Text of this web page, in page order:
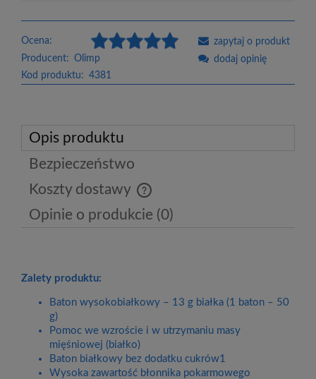
Ocena:
Producent: Olimp
Kod produktu: 4381
zapytaj o produkt
dodaj opinię
Opis produktu
Bezpieczeństwo
Koszty dostawy
Cena nie zawiera ewentualnych kosztów płatności
Opinie o produkcie (0)
Zalety produktu:
Baton wysokobiałkowy – 13 g białka (1 baton – 50
g)
Pomoc we wzroście i w utrzymaniu masy
mięśniowej (białko)
Baton białkowy bez dodatku cukrów1
Wysoka zawartość błonnika pokarmowego